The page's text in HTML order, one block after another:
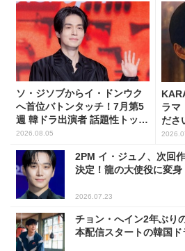
ソ・ジソブからイ・ドンウク
へ首位バトンタッチ！7月第5
週 韓ドラ出演者 話題性トップ
5
2026.08.05
ラマ
ださ
2PM イ・ジュノ、次回
決定！龍の大使役に変身
2026.07.23
チョン・へイン2年ぶり
本配信スタートの韓国ド